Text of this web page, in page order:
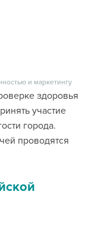
и маркетингу
здоровья
участие
города.
проводятся